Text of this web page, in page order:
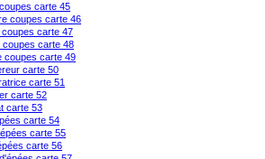
carte 45
coupes carte 46
carte 47
coupes carte 48
coupes carte 49
carte 50
carte 51
carte 52
carte 53
carte 54
carte 55
carte 56